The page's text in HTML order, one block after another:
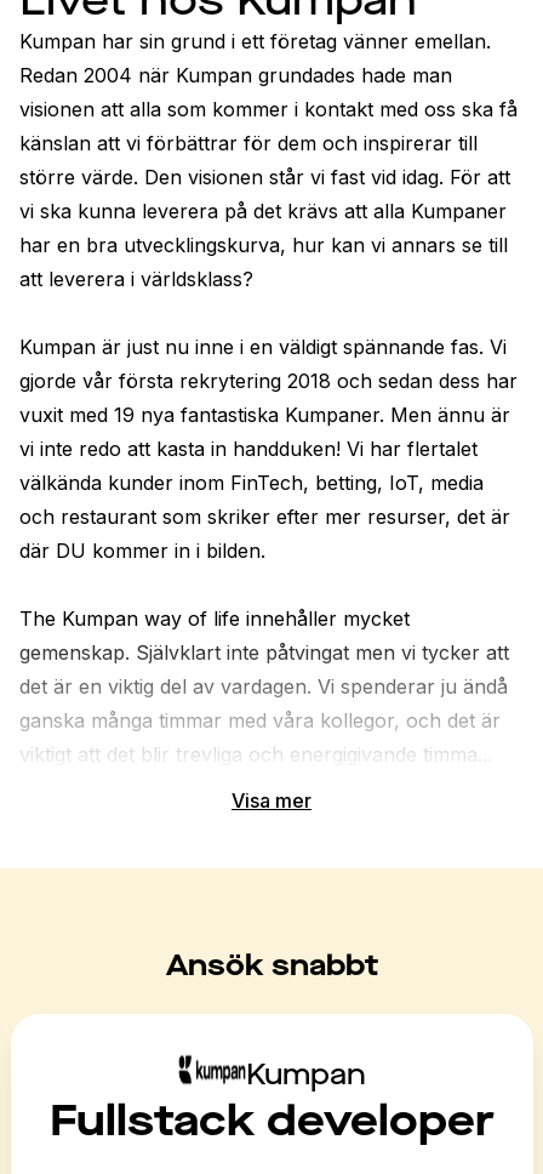
Kumpan har sin grund i ett företag vänner emellan.
Redan 2004 när Kumpan grundades hade man
visionen att alla som kommer i kontakt med oss ska få
känslan att vi förbättrar för dem och inspirerar till
större värde. Den visionen står vi fast vid idag. För att
vi ska kunna leverera på det krävs att alla Kumpaner
har en bra utvecklingskurva, hur kan vi annars se till
att leverera i världsklass?
Kumpan är just nu inne i en väldigt spännande fas. Vi
gjorde vår första rekrytering 2018 och sedan dess har
vuxit med 19 nya fantastiska Kumpaner. Men ännu är
vi inte redo att kasta in handduken! Vi har flertalet
välkända kunder inom FinTech, betting, IoT, media
och restaurant som skriker efter mer resurser, det är
där DU kommer in i bilden.
The Kumpan way of life innehåller mycket
gemenskap. Självklart inte påtvingat men vi tycker att
det är en viktig del av vardagen. Vi spenderar ju ändå
ganska många timmar med våra kollegor, och det är
viktigt att det blir trevliga och energigivande timma...
Visa mer
Ansök snabbt
Kumpan
Fullstack developer